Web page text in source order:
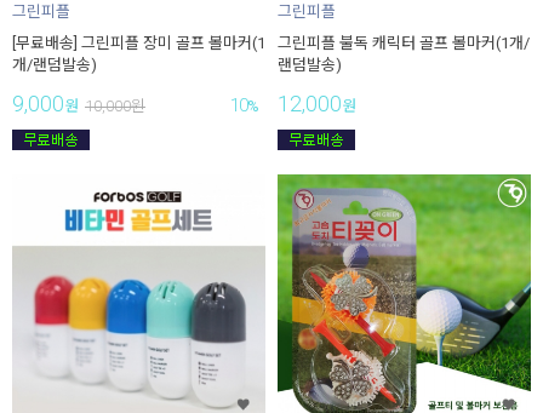
그린피플
[무료배송] 그린피플 장미 골프 볼마커(1
개/랜덤발송)
9,000원 10,000원 10%
그린피플
그린피플 불독 캐릭터 골프 볼마커(1개/
랜덤발송)
12,000원